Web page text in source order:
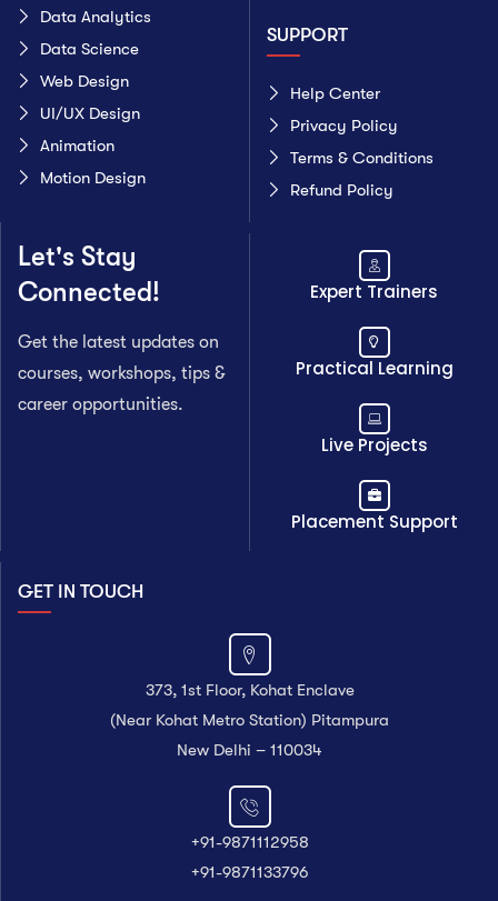
Data Analytics
Data Science
Web Design
UI/UX Design
Animation
Motion Design
SUPPORT
Help Center
Privacy Policy
Terms & Conditions
Refund Policy
Let's Stay
Connected!
Get the latest updates on
courses, workshops, tips &
career opportunities.
Expert Trainers
Practical Learning
Live Projects
Placement Support
GET IN TOUCH
373, 1st Floor, Kohat Enclave
(Near Kohat Metro Station) Pitampura
New Delhi – 110034
+91-9871112958
+91-9871133796